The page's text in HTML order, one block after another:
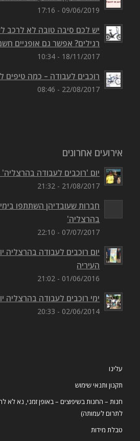
אומרים לִרְכַּב או לִרְכּוב על
יש לכם סיבה טובה לא לרכב
רגילים? אפשר גם אופניים
רוכבים לעבודה – כמה טיפים
יום 'רוכבים לעבודה בהרצליה' –
חברות שעובדיהן השתתפו בימי
בהרצליה'
העיריה
ימי רוכבים לעבודה בהרצליה יוני
חנות – החנות בשיפוצים – באופן זמני, נא לא